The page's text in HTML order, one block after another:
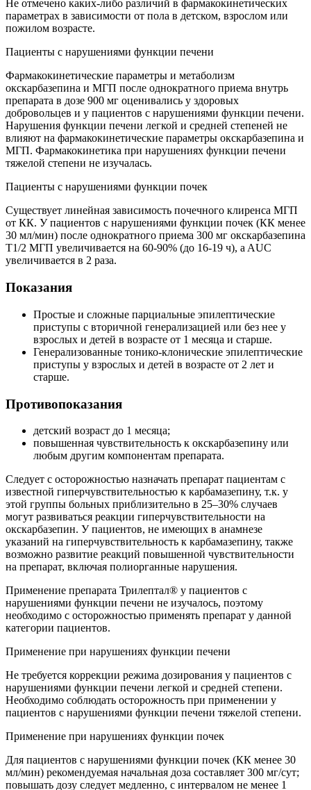
Не отмечено каких-либо различий в фармакокинетических
параметрах в зависимости от пола в детском, взрослом или
пожилом возрасте.
Пациенты с нарушениями функции печени
Фармакокинетические параметры и метаболизм
окскарбазепина и МГП после однократного приема внутрь
препарата в дозе 900 мг оценивались у здоровых
добровольцев и у пациентов с нарушениями функции печени.
Нарушения функции печени легкой и средней степеней не
влияют на фармакокинетические параметры окскарбазепина и
МГП. Фармакокинетика при нарушениях функции печени
тяжелой степени не изучалась.
Пациенты с нарушениями функции почек
Существует линейная зависимость почечного клиренса МГП
от КК. У пациентов с нарушениями функции почек (КК менее
30 мл/мин) после однократного приема 300 мг окскарбазепина
Т1/2 МГП увеличивается на 60-90% (до 16-19 ч), a AUC
увеличивается в 2 раза.
Показания
Простые и сложные парциальные эпилептические
приступы с вторичной генерализацией или без нее у
взрослых и детей в возрасте от 1 месяца и старше.
Генерализованные тонико-клонические эпилептические
приступы у взрослых и детей в возрасте от 2 лет и
старше.
Противопоказания
детский возраст до 1 месяца;
повышенная чувствительность к окскарбазепину или
любым другим компонентам препарата.
Следует с осторожностью назначать препарат пациентам с
известной гиперчувствительностью к карбамазепину, т.к. у
этой группы больных приблизительно в 25–30% случаев
могут развиваться реакции гиперчувствительности на
окскарбазепин. У пациентов, не имеющих в анамнезе
указаний на гиперчувствительность к карбамазепину, также
возможно развитие реакций повышенной чувствительности
на препарат, включая полиорганные нарушения.
Применение препарата Трилептал® у пациентов с
нарушениями функции печени не изучалось, поэтому
необходимо с осторожностью применять препарат у данной
категории пациентов.
Применение при нарушениях функции печени
Не требуется коррекции режима дозирования у пациентов с
нарушениями функции печени легкой и средней степени.
Необходимо соблюдать осторожность при применении у
пациентов с нарушениями функции печени тяжелой степени.
Применение при нарушениях функции почек
Для пациентов с нарушениями функции почек (КК менее 30
мл/мин) рекомендуемая начальная доза составляет 300 мг/сут;
повышать дозу следует медленно, с интервалом не менее 1